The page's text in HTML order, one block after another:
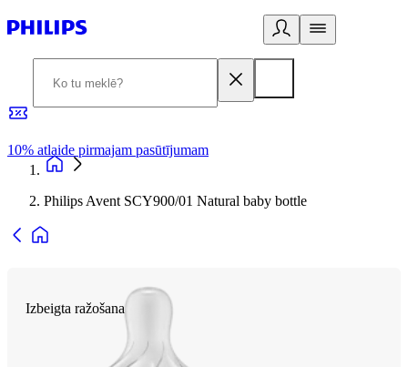
10% atlaide pirmajam pasūtījumam
Philips Avent SCY900/01 Natural baby bottle
Izbeigta ražošana